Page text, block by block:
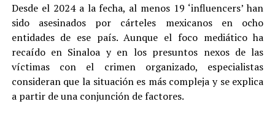
Desde el 2024 a la fecha, al menos 19 ‘influencers’ han
sido asesinados por cárteles mexicanos en ocho
entidades de ese país. Aunque el foco mediático ha
recaído en Sinaloa y en los presuntos nexos de las
víctimas con el crimen organizado, especialistas
consideran que la situación es más compleja y se explica
a partir de una conjunción de factores.